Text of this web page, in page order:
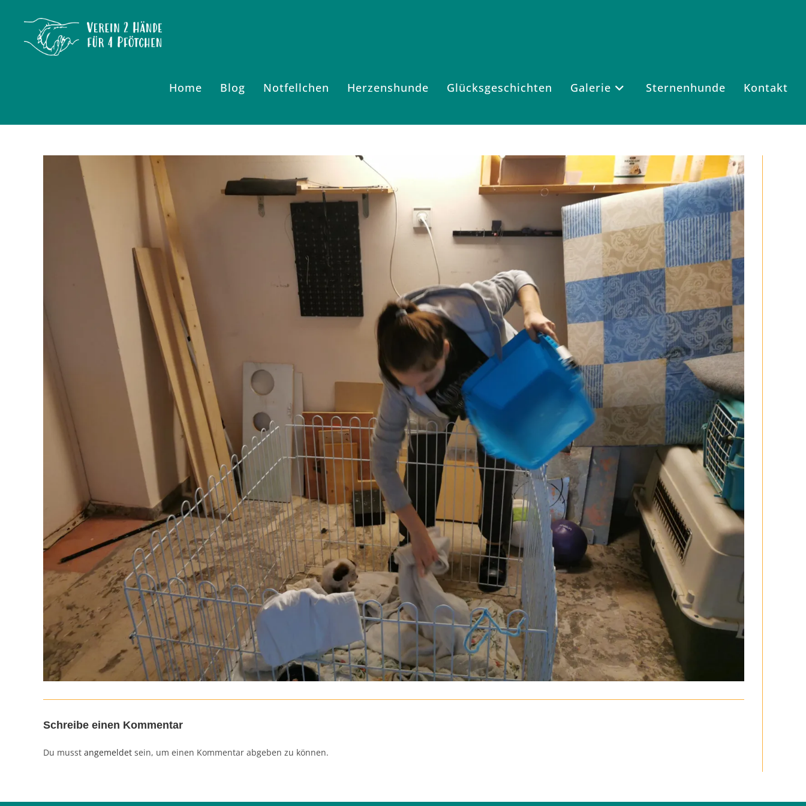
Home Blog Notfellchen Herzenshunde Glücksgeschichten Galerie Sternenhunde Kontakt
Schreibe einen Kommentar
Du musst angemeldet sein, um einen Kommentar abgeben zu können.